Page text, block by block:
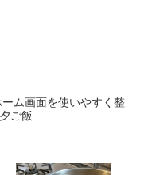
ム画面を使いやすく整
ご飯